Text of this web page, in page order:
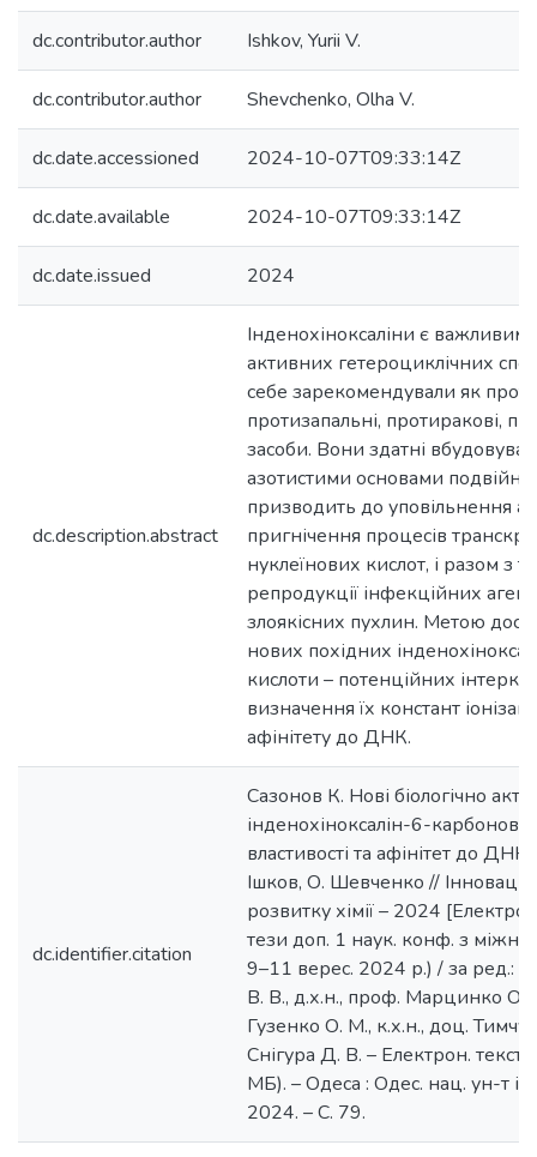
dc.contributor.author Ishkov, Yurii V.
dc.contributor.author Shevchenko, Olha V.
dc.date.accessioned 2024-10-07T09:33:14Z
dc.date.available 2024-10-07T09:33:14Z
dc.date.issued 2024
dc.description.abstract
Інденохіноксаліни є важливим
активних гетероциклічних
себе зарекомендували як
протизапальні, протиракові,
засоби. Вони здатні
азотистими основами
призводить до уповільнення
пригнічення процесів
нуклеїнових кислот, і разом з
репродукції інфекційних
злоякісних пухлин. Метою
нових похідних
кислоти – потенційних
визначення їх констант
афінітету до ДНК.
dc.identifier.citation
Сазонов К. Нові біологічно
інденохіноксалін-6-
властивості та афінітет до
Ішков, О. Шевченко //
розвитку хімії – 2024
тези доп. 1 наук. конф. з
9–11 верес. 2024 р.) / за ред.:
В. В., д.х.н., проф. Марцинко О.
Гузенко О. М., к.х.н., доц.
Снігура Д. В. – Електрон.
МБ). – Одеса : Одес. нац. ун-т ім.
2024. – С. 79.